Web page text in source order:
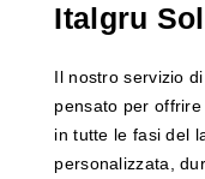
Italgru
Il nostro servizio
pensato per
in tutte le fasi del
personalizzata,